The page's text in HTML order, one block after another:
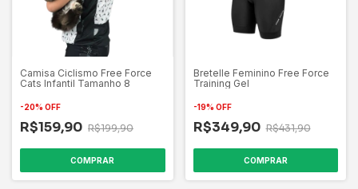
Camisa Ciclismo Free Force
Cats Infantil Tamanho 8
-20% OFF
R$159,90 R$199,90
COMPRAR
Bretelle Feminino Free Force
Training Gel
-19% OFF
R$349,90 R$431,90
COMPRAR